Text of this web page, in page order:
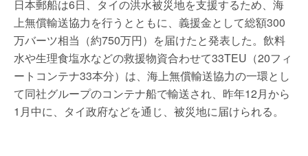
日本郵船は6日、タイの洪水被災地を支援するため、海
上無償輸送協力を行うとともに、義援金として総額300
万バーツ相当（約750万円）を届けたと発表した。飲料
水や生理食塩水などの救援物資合わせて33TEU（20フィ
ートコンテナ33本分）は、海上無償輸送協力の一環とし
て同社グループのコンテナ船で輸送され、昨年12月から
1月中に、タイ政府などを通じ、被災地に届けられる。